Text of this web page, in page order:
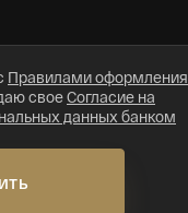
Правилами оформления
своеСогласие на
данных банком